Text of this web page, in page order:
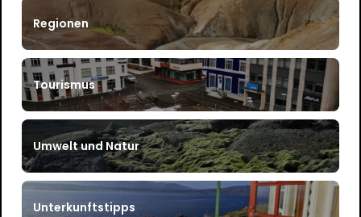
Regionen
Tourismus
Umwelt und Natur
Unterkunftstipps